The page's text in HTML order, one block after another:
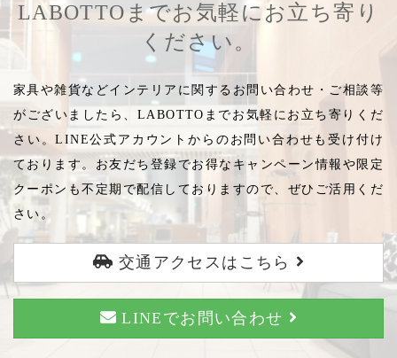
LABOTTOまでお気軽にお立ち寄り
ください。
家具や雑貨などインテリアに関するお問い合わせ・ご相談等
がございましたら、LABOTTOまでお気軽にお立ち寄りくだ
さい。LINE公式アカウントからのお問い合わせも受け付け
ております。お友だち登録でお得なキャンペーン情報や限定
クーポンも不定期で配信しておりますので、ぜひご活用くだ
さい。
交通アクセスはこちら
LINEでお問い合わせ